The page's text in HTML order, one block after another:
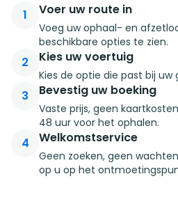
1 Voer uw route in
Voeg uw ophaal- en
beschikbare opties te zien.
2 Kies uw voertuig
Kies de optie die past bij uw
3 Bevestig uw boeking
Vaste prijs, geen
48 uur voor het ophalen.
4 Welkomstservice
Geen zoeken, geen
op u op het